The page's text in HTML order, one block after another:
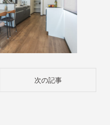
次の記事